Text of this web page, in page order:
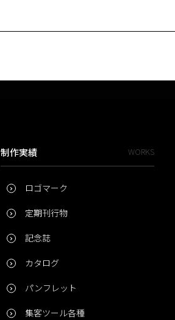
制作実績 WORKS
ロゴマーク
定期刊行物
記念誌
カタログ
パンフレット
集客ツール各種